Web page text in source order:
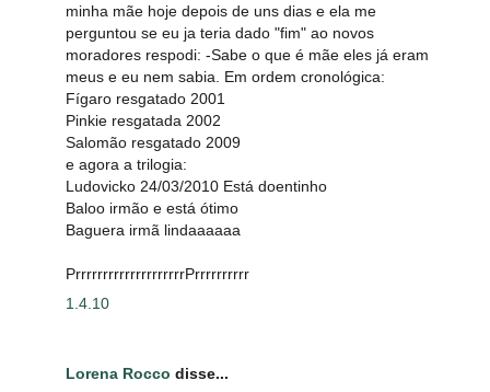
minha mãe hoje depois de uns dias e ela me
perguntou se eu ja teria dado "fim" ao novos
moradores respodi: -Sabe o que é mãe eles já eram
meus e eu nem sabia. Em ordem cronológica:
Fígaro resgatado 2001
Pinkie resgatada 2002
Salomão resgatado 2009
e agora a trilogia:
Ludovicko 24/03/2010 Está doentinho
Baloo irmão e está ótimo
Baguera irmã lindaaaaaa
PrrrrrrrrrrrrrrrrrrrrPrrrrrrrrrr
1.4.10
Lorena Rocco disse...